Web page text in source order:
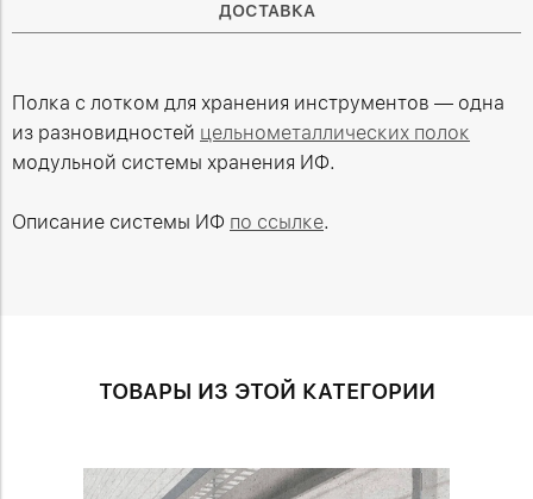
ДОСТАВКА
Полка с лотком для хранения инструментов — одна
из разновидностей цельнометаллических полок
модульной системы хранения ИФ.
Описание системы ИФ по ссылке.
ТОВАРЫ ИЗ ЭТОЙ КАТЕГОРИИ